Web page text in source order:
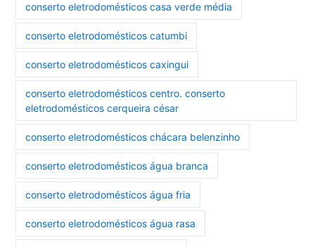
conserto eletrodomésticos casa verde média
conserto eletrodomésticos catumbi
conserto eletrodomésticos caxingui
conserto eletrodomésticos centro. conserto
eletrodomésticos cerqueira césar
conserto eletrodomésticos chácara belenzinho
conserto eletrodomésticos água branca
conserto eletrodomésticos água fria
conserto eletrodomésticos água rasa